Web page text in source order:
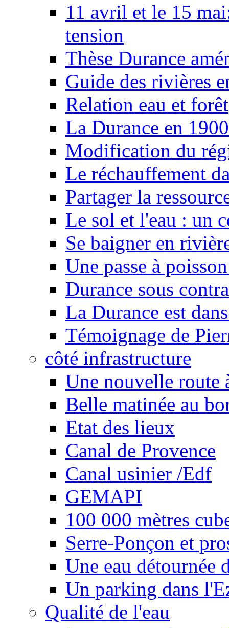
11 avril et le 15
tension
Thèse Durance
Guide des rivières
Relation eau et forêt
La Durance en 1900
Modification du
Le réchauffement
Partager la
Le sol et l'eau : un
Se baigner en
Une passe à
Durance sous
La Durance est
Témoignage de
côté infrastructure
Une nouvelle route
Belle matinée au
Etat des lieux
Canal de Provence
Canal usinier /Edf
GEMAPI
100 000 mètres
Serre-Ponçon et
Une eau détournée
Un parking dans
Qualité de l'eau